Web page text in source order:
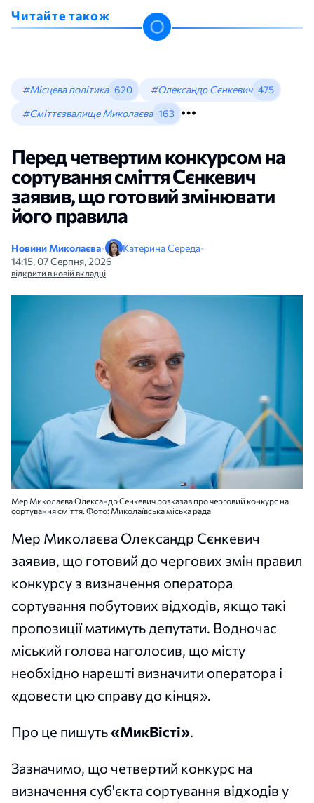
Читайте також
#Місцева політика 620 #Олександр Сєнкевич 475
#Сміттєзвалище Миколаєва 163
Перед четвертим конкурсом на
сортування сміття Сєнкевич
заявив, що готовий змінювати
його правила
Новини Миколаєва• Катерина Середа•
14:15, 07 Серпня, 2026
відкрити в новій вкладці
Мер Миколаєва Олександр Сенкевич розказав про черговий конкурс на
сортування сміття. Фото: Миколаївська міська рада
Мер Миколаєва Олександр Сєнкевич
заявив, що готовий до чергових змін правил
конкурсу з визначення оператора
сортування побутових відходів, якщо такі
пропозиції матимуть депутати. Водночас
міський голова наголосив, що місту
необхідно нарешті визначити оператора і
«довести цю справу до кінця».
Про це пишуть«МикВісті».
Зазначимо, що четвертий конкурс на
визначення суб'єкта сортування відходів у